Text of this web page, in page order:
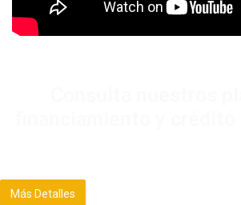
Más Detalles